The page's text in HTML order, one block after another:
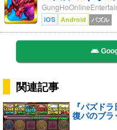
iOS Android パズル
関連記事
『パズド
復パのブラ